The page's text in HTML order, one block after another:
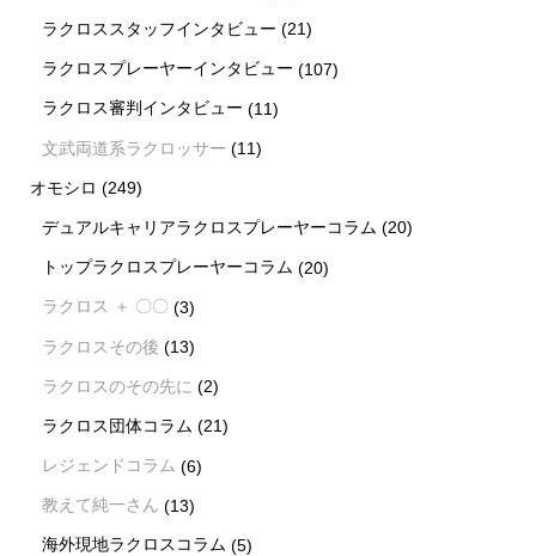
ラクロススタッフインタビュー (21)
ラクロスプレーヤーインタビュー (107)
ラクロス審判インタビュー (11)
文武両道系ラクロッサー (11)
オモシロ (249)
デュアルキャリアラクロスプレーヤーコラム (20)
トップラクロスプレーヤーコラム (20)
ラクロス ＋ 〇〇 (3)
ラクロスその後 (13)
ラクロスのその先に (2)
ラクロス団体コラム (21)
レジェンドコラム (6)
教えて純一さん (13)
海外現地ラクロスコラム (5)